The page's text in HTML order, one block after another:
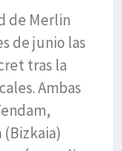
de Merlin
de junio las
tras la
Ambas